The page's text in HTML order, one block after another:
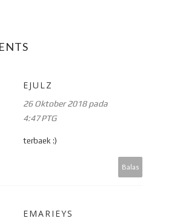
EJULZ
26 Oktober 2018 pada
4:47 PTG
terbaek :)
Balas
EMARIEYS